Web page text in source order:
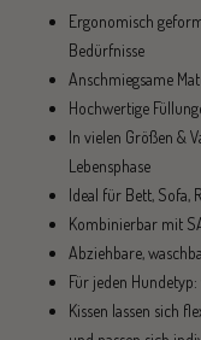
Ergonomisch
Bedürfnisse
Anschmiegsame
Hochwertige
In vielen Größen &
Lebensphase
Ideal für Bett, Sofa,
Kombinierbar mit
Abziehbare,
Für jeden
Kissen lassen sich